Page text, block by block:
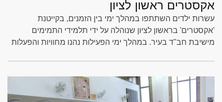
אקסטרים ראשון לציון
עשרות ילדים השתתפו במהלך ימי בין הזמנים, בקייטנת
'אקסטרים' בראשון לציון שנוהלה על ידי תלמידי התמימים
מישיבת חב"ד בעיר. במהלך ימי הפעילות נהנו מחוויות והפעלות